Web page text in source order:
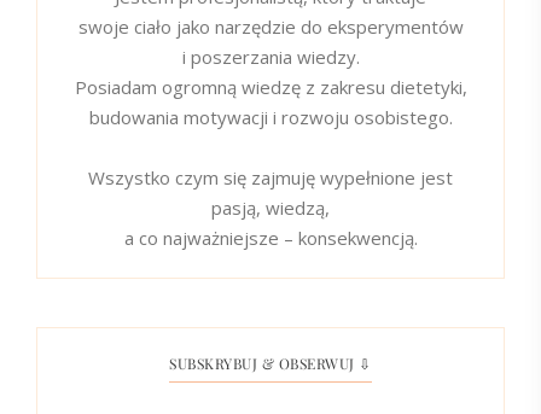
swoje ciało jako narzędzie do eksperymentów
i poszerzania wiedzy.
Posiadam ogromną wiedzę z zakresu dietetyki,
budowania motywacji i rozwoju osobistego.
Wszystko czym się zajmuję wypełnione jest
pasją, wiedzą,
a co najważniejsze – konsekwencją.
SUBSKRYBUJ & OBSERWUJ ⇩